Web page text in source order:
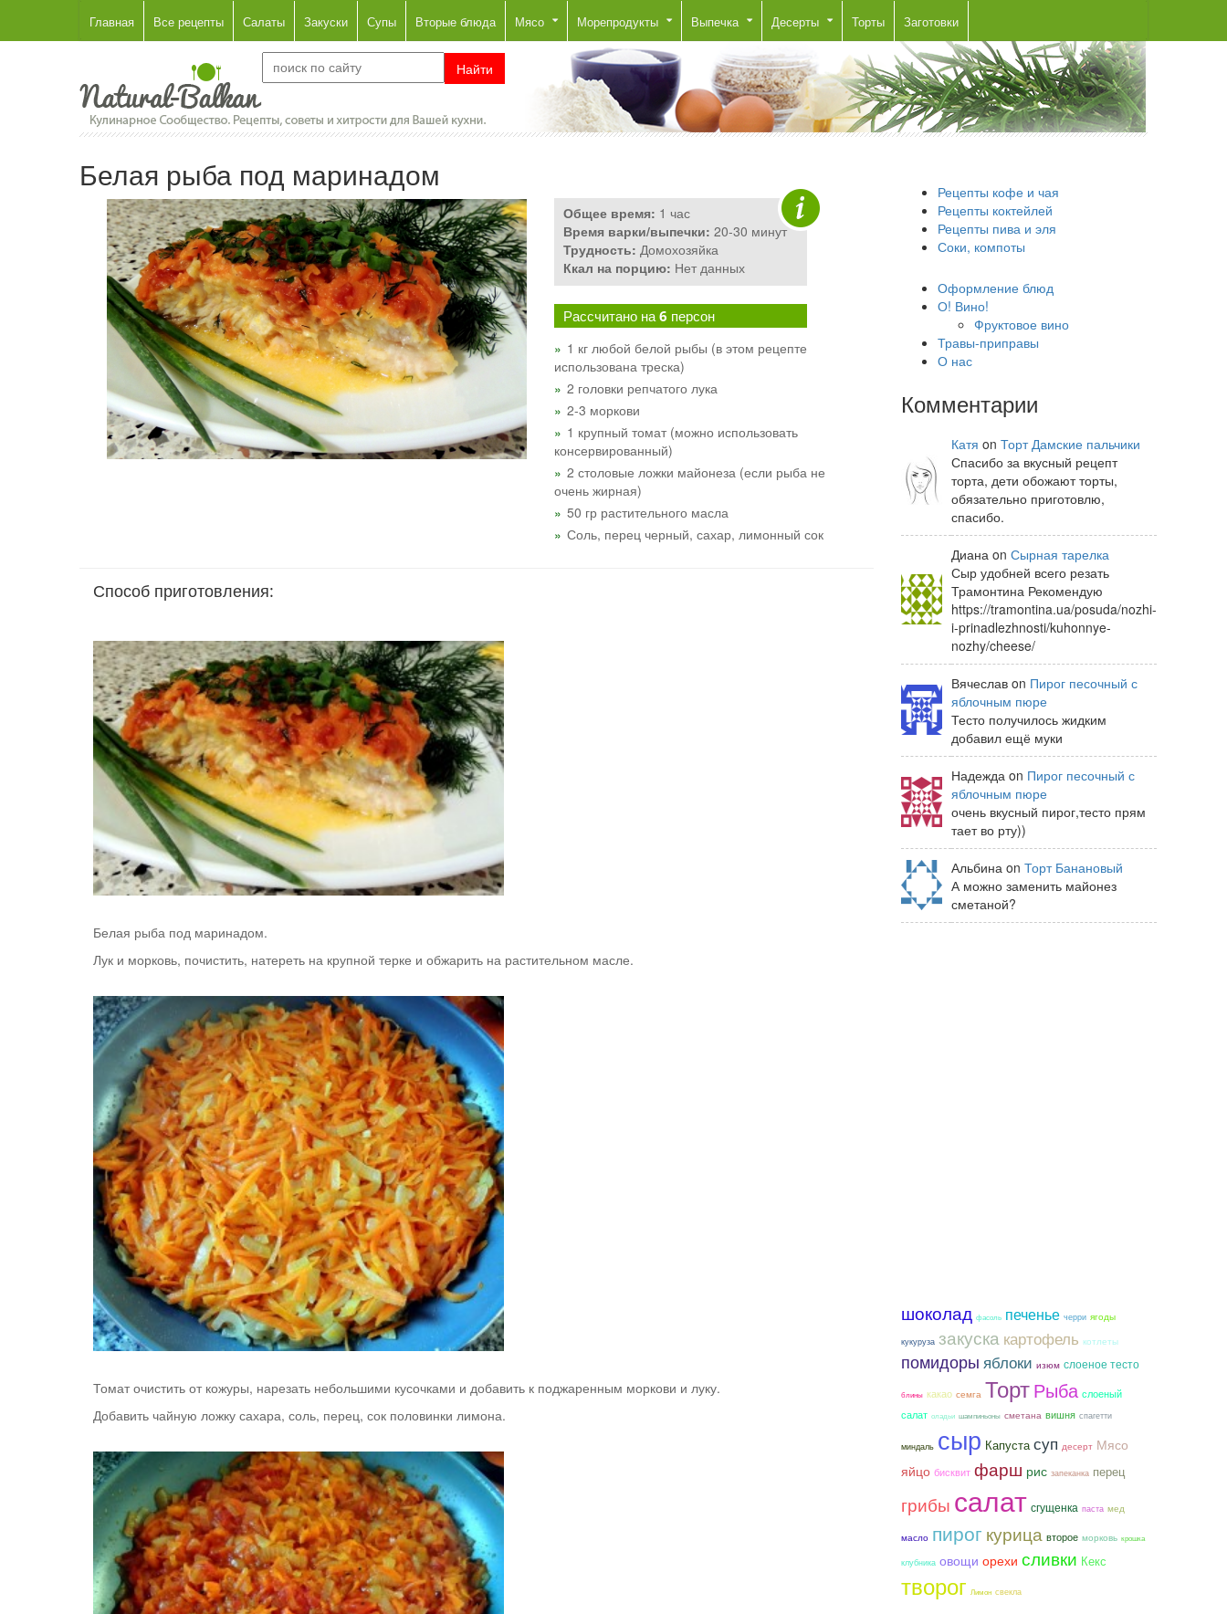
Главная Все рецепты Салаты Закуски Супы Вторые блюда Мясо Морепродукты Выпечка Десерты Торты Заготовки
Белая рыба под маринадом
Общее время: 1 час
Время варки/выпечки: 20-30 минут
Трудность: Домохозяйка
Ккал на порцию: Нет данных
Рассчитано на6 персон
1 кг любой белой рыбы (в этом рецепте
использована треска)
2 головки репчатого лука
2-3 моркови
1 крупный томат (можно использовать
консервированный)
2 столовые ложки майонеза (если рыба не
очень жирная)
50 гр растительного масла
Соль, перец черный, сахар, лимонный сок
Способ приготовления:
Белая рыба под маринадом.
Лук и морковь, почистить, натереть на крупной терке и обжарить на растительном масле.
Томат очистить от кожуры, нарезать небольшими кусочками и добавить к поджаренным моркови и луку.
Добавить чайную ложку сахара, соль, перец, сок половинки лимона.
Рецепты кофе и чая
Рецепты коктейлей
Рецепты пива и эля
Соки, компоты
Оформление блюд
О! Вино!
Фруктовое вино
Травы-приправы
О нас
Комментарии
Катя on Торт Дамские пальчики
Спасибо за вкусный рецепт
торта, дети обожают торты,
обязательно приготовлю,
спасибо.
Диана on Сырная тарелка
Сыр удобней всего резать
Трамонтина Рекомендую
https://tramontina.ua/posuda/nozhi-
i-prinadlezhnosti/kuhonnye-
nozhy/cheese/
Вячеслав on Пирог песочный с
яблочным пюре
Тесто получилось жидким
добавил ещё муки
Надежда on Пирог песочный с
яблочным пюре
очень вкусный пирог,тесто прям
тает во рту))
Альбина on Торт Банановый
А можно заменить майонез
сметаной?
шоколад фасоль печенье черри ягоды
кукуруза закуска картофель котлеты
помидоры яблоки изюм слоеное тесто
блины какао семга ТортРыба слоеный
салат оладьи шампиньоны сметана вишня спагетти
миндаль сыр Капуста суп десерт Мясо
яйцо бисквит фарш рис запеканка перец
грибы салат сгущенка паста мед
масло пирог курица второе морковь крошка
клубника овощи орехи сливки Кекс
творог Лимон свекла